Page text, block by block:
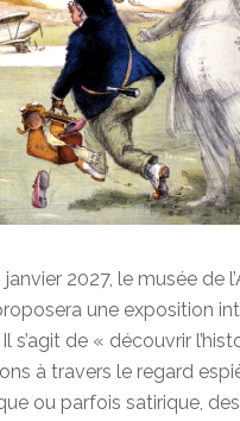
2027, le musée de
une exposition
s’agit de « découvrir
à travers le regard
ou parfois satirique, des